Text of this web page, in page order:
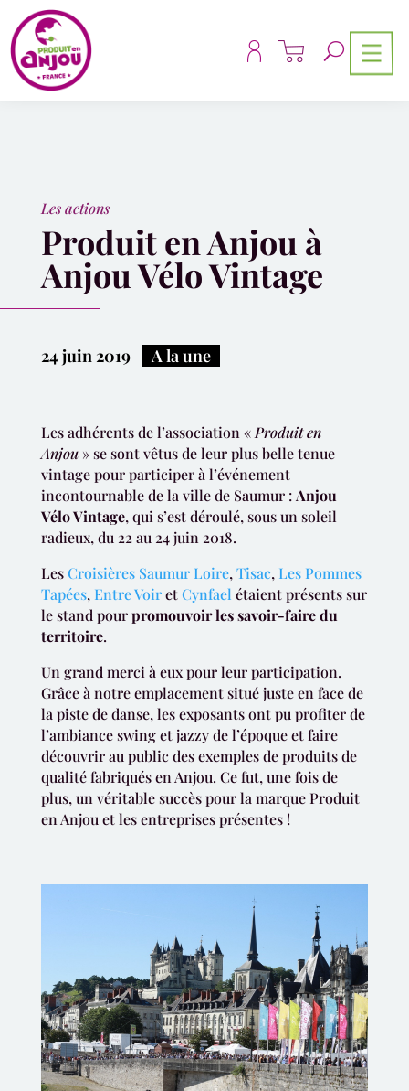
Les actions
Produit en Anjou à
Anjou Vélo Vintage
24 juin 2019| A la une
Les adhérents de l’association « Produit en
Anjou» se sont vêtus de leur plus belle tenue
vintage pour participer à l’événement
incontournable de la ville de Saumur :Anjou
Vélo Vintage, qui s’est déroulé, sous un soleil
radieux, du 22 au 24 juin 2018.
LesCroisières Saumur Loire, Tisac, Les Pommes
Tapées, Entre VoiretCynfael étaient présents sur
le stand pourpromouvoir les savoir-faire du
territoire.
Un grand merci à eux pour leur participation.
Grâce à notre emplacement situé juste en face de
la piste de danse, les exposants ont pu profiter de
l’ambiance swing et jazzy de l’époque et faire
découvrir au public des exemples de produits de
qualité fabriqués en Anjou. Ce fut, une fois de
plus, un véritable succès pour la marque Produit
en Anjou et les entreprises présentes !
Panneau de gestion des cookies